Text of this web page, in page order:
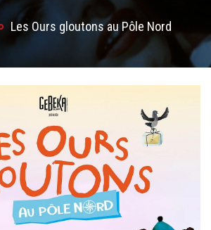
Les Ours gloutons au Pôle Nord